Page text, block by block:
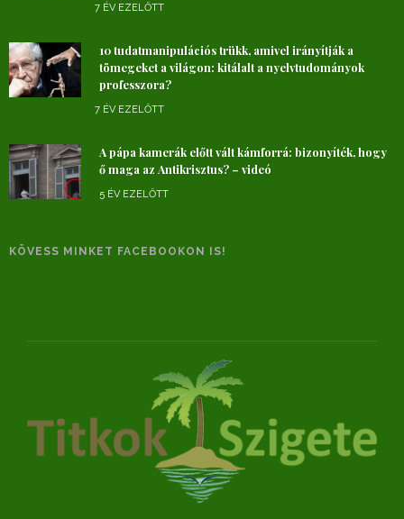
7 ÉV EZELŐTT
10 tudatmanipulációs trükk, amivel irányítják a
tömegeket a világon: kitálalt a nyelvtudományok
professzora?
7 ÉV EZELŐTT
A pápa kamerák előtt vált kámforrá: bizonyíték, hogy
ő maga az Antikrisztus? – videó
5 ÉV EZELŐTT
KÖVESS MINKET FACEBOOKON IS!